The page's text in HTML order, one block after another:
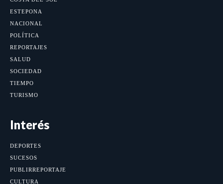
ESTEPONA
NACIONAL
POLÍTICA
REPORTAJES
SALUD
SOCIEDAD
TIEMPO
TURISMO
Interés
DEPORTES
SUCESOS
PUBLIRREPORTAJE
CULTURA